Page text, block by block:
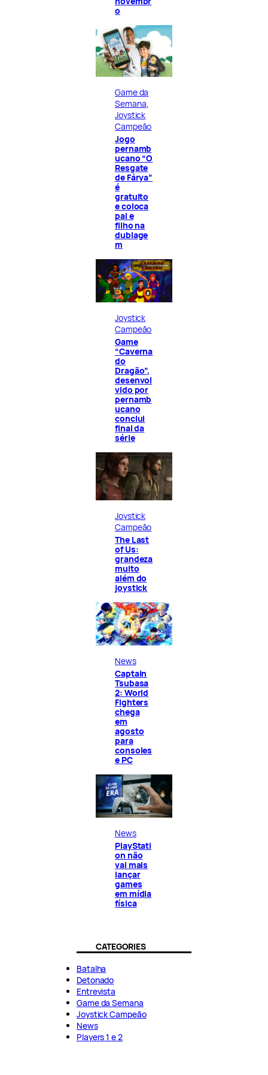
o
Game da
Semana
Joystick
Campeão
Jogo
pernamb
ucano “O
Resgate
de Fárya”
é
gratuito
e coloca
pai e
filho na
dublage
m
Joystick
Campeão
Game
“Caverna
do
Dragão”,
desenvol
vido por
pernamb
ucano
conclui
final da
série
Joystick
Campeão
The Last
of Us:
grandeza
muito
além do
joystick
News
Captain
Tsubasa
2: World
Fighters
chega
em
agosto
para
consoles
e PC
News
PlayStati
on não
vai mais
lançar
games
em mídia
física
CATEGORIES
Batalha
Detonado
Entrevista
Game da Semana
Joystick Campeão
News
Players 1 e 2